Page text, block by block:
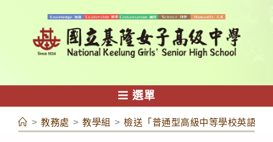
容
選單
> 教務處 > 教學組 > 檢送「普通型高級中等學校英語文